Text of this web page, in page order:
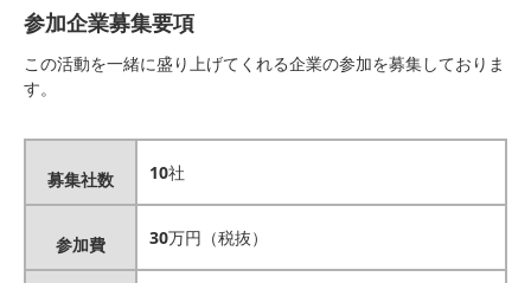
参加企業募集要項
この活動を一緒に盛り上げてくれる企業の参加を募集しておりま
す。
募集社数 10社
参加費 30万円（税抜）